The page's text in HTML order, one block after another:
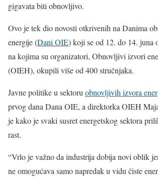
gigavata biti obnovljivo.
Ovo je tek dio novosti otkrivenih na Danima
energije (Dani OIE) koji se od 12. do 14. juna
na kojima su organizatori, Obnovljivi izvori
(OIEH), okupili više od 400 stručnjaka.
Javne politike u sektoruobnovljivih izvora
prvog dana Dana OIE, a direktorka OIEH
je kako je svaki susret energetskog sektora
rast.
“Vrlo je važno da industrija dobija novi oblik
ne omogućava samo napredak u vidu čiste